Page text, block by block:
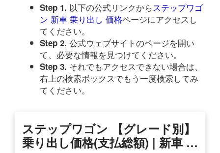
Step 1. 以下の公式リンクからステップワゴ
ン 新車 乗り出し 価格ページにアクセスし
てください。
Step 2. 公式ウェブサイトのページを開い
て、必要な情報を見つけてください。
Step 3. それでもアクセスできない場合は、
右上の検索ボックスでもう一度検索してみ
てください。
ステップワゴン 【グレード別】
乗り出し価格(支払総額) | 新車 …